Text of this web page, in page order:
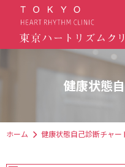
健康状態
ホーム 健康状態自己診断チャー